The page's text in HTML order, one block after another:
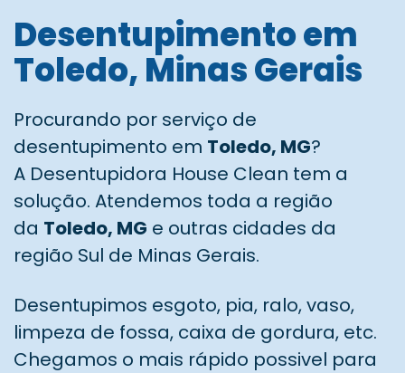
Desentupimento em
Toledo, Minas Gerais
Procurando por serviço de
desentupimento em Toledo, MG?
A Desentupidora House Clean tem a
solução. Atendemos toda a região
da Toledo, MG e outras cidades da
região Sul de Minas Gerais.
Desentupimos esgoto, pia, ralo, vaso,
limpeza de fossa, caixa de gordura, etc.
Chegamos o mais rápido possivel para